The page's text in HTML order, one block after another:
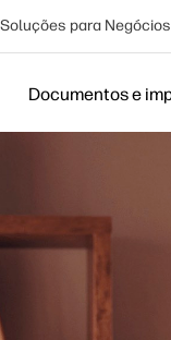
Soluções para Negócios
Documentos e